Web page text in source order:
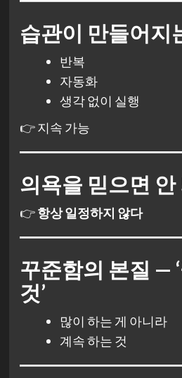
습관이 만들어지
반복
자동화
생각 없이 실행
👉 지속 가능
의욕을 믿으면 안
👉항상 일정하지 않다
꾸준함의 본질 —
것’
많이 하는 게 아니라
계속 하는 것